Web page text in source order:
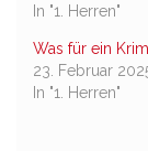
In "1. Herren"
Was für ein
23. Februar
In "1. Herren"